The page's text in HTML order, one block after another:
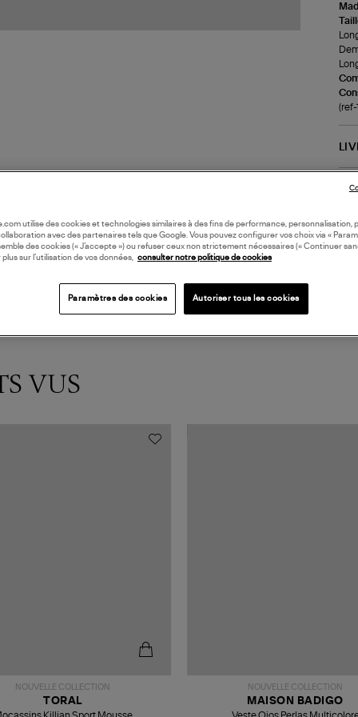
(ref-
VUS
NOUVELLE COLLECTION
TORAL
NOUVELLE COLLECTION
MAISON BADIGO
utilise des cookies et technologies similaires à des fins de performance, personnalisation,
avec des partenaires tels que Google. Vous pouvez configurer vos choix via «
des cookies (« J’accepte ») ou refuser ceux non strictement nécessaires (« Continuer
plus sur l’utilisation de vos données,
consulter notre politique de cookies
Paramètres des cookies Autoriser tous les cookies